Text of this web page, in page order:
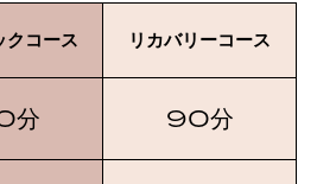
クコース リカバリーコース
分 90分